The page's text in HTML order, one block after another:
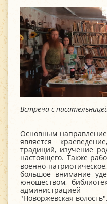
Встреча с
Основным
является
традиций, изучение
настоящего. Также
военно-
большое внимание
юношеством,
администрацией
"Новоржевская волость".